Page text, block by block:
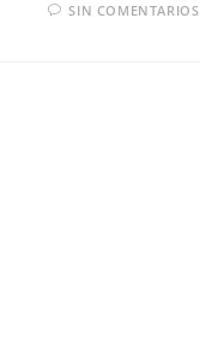
SIN COMENTARIOS